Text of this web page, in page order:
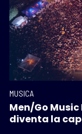
MUSICA
Men/Go Music
diventa la